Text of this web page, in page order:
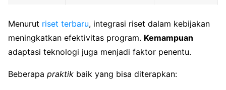
Menurut riset terbaru, integrasi riset dalam kebijakan
meningkatkan efektivitas program. Kemampuan
adaptasi teknologi juga menjadi faktor penentu.
Beberapa praktik baik yang bisa diterapkan: